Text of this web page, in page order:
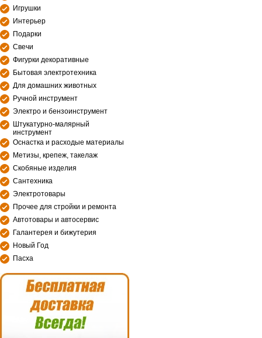
Игрушки
Интерьер
Подарки
Свечи
Фигурки декоративные
Бытовая электротехника
Для домашних животных
Ручной инструмент
Электро и бензоинструмент
Штукатурно-малярный
инструмент
Оснастка и расходые материалы
Метизы, крепеж, такелаж
Скобяные изделия
Сантехника
Электротовары
Прочее для стройки и ремонта
Автотовары и автосервис
Галантерея и бижутерия
Новый Год
Пасха